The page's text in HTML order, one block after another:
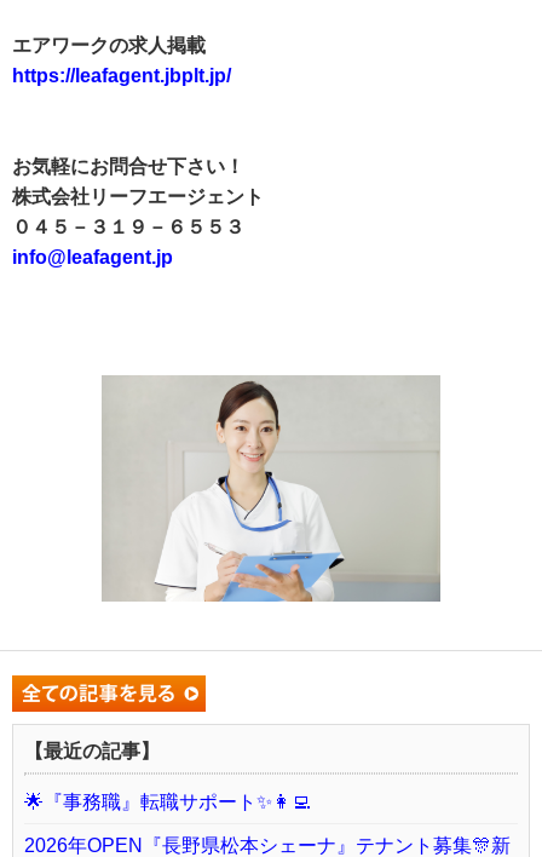
エアワークの求人掲載
https://leafagent.jbplt.jp/
お気軽にお問合せ下さい！
株式会社リーフエージェント
０４５－３１９－６５５３
info@leafagent.jp
【最近の記事】
🌟『事務職』転職サポート✨👩‍💻
2026年OPEN『長野県松本シェーナ』テナント募集🎊新